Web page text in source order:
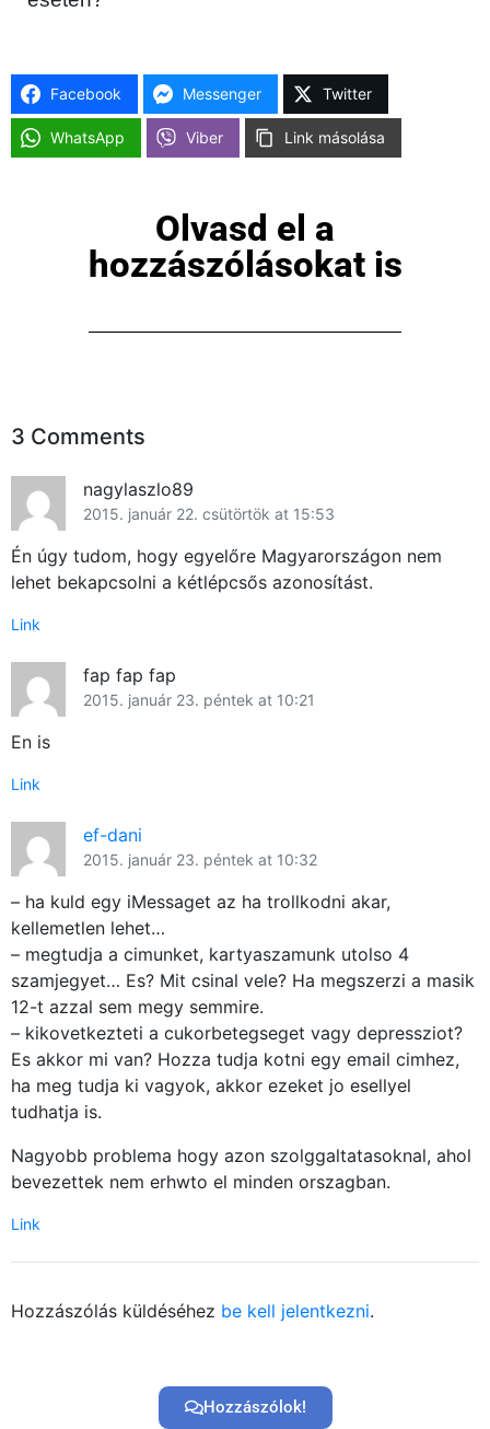
Facebook Messenger Twitter
WhatsApp Viber Link másolása
Olvasd el a
hozzászólásokat is
3 Comments
nagylaszlo89
2015. január 22. csütörtök at 15:53
Én úgy tudom, hogy egyelőre Magyarországon nem
lehet bekapcsolni a kétlépcsős azonosítást.
Link
fap fap fap
2015. január 23. péntek at 10:21
En is
Link
ef-dani
2015. január 23. péntek at 10:32
– ha kuld egy iMessaget az ha trollkodni akar,
kellemetlen lehet…
– megtudja a cimunket, kartyaszamunk utolso 4
szamjegyet… Es? Mit csinal vele? Ha megszerzi a masik
12-t azzal sem megy semmire.
– kikovetkezteti a cukorbetegseget vagy depressziot?
Es akkor mi van? Hozza tudja kotni egy email cimhez,
ha meg tudja ki vagyok, akkor ezeket jo esellyel
tudhatja is.
Nagyobb problema hogy azon szolggaltatasoknal, ahol
bevezettek nem erhwto el minden orszagban.
Link
Hozzászólás küldéséhez be kell jelentkezni.
Hozzászólok!
GYIK
Használt Apple
Apple szerviz